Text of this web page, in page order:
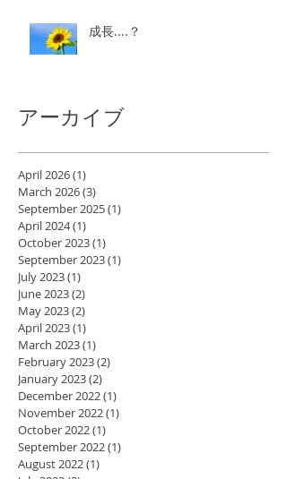
成長....？
アーカイブ
April 2026(1)
March 2026(3)
September 2025(1)
April 2024(1)
October 2023(1)
September 2023(1)
July 2023(1)
June 2023(2)
May 2023(2)
April 2023(1)
March 2023(1)
February 2023(2)
January 2023(2)
December 2022(1)
November 2022(1)
October 2022(1)
September 2022(1)
August 2022(1)